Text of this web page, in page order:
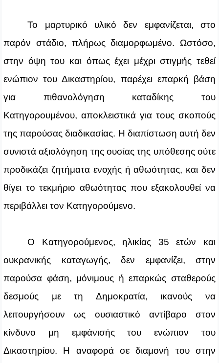
Το μαρτυρικό υλικό δεν εμφανίζεται, στο
παρόν στάδιο, πλήρως διαμορφωμένο. Ωστόσο,
στην όψη του και όπως έχει μέχρι στιγμής τεθεί
ενώπιον του Δικαστηρίου, παρέχει επαρκή βάση
για πιθανολόγηση καταδίκης του
Κατηγορουμένου, αποκλειστικά για τους σκοπούς
της παρούσας διαδικασίας. Η διαπίστωση αυτή δεν
συνιστά αξιολόγηση της ουσίας της υπόθεσης ούτε
προδικάζει ζητήματα ενοχής ή αθωότητας, και δεν
θίγει το τεκμήριο αθωότητας που εξακολουθεί να
περιβάλλει τον Κατηγορούμενο.
Ο Κατηγορούμενος, ηλικίας 35 ετών και
ουκρανικής καταγωγής, δεν εμφανίζει, στην
παρούσα φάση, μόνιμους ή επαρκώς σταθερούς
δεσμούς με τη Δημοκρατία, ικανούς να
λειτουργήσουν ως ουσιαστικό αντίβαρο στον
κίνδυνο μη εμφάνισής του ενώπιον του
Δικαστηρίου. Η αναφορά σε διαμονή του στην